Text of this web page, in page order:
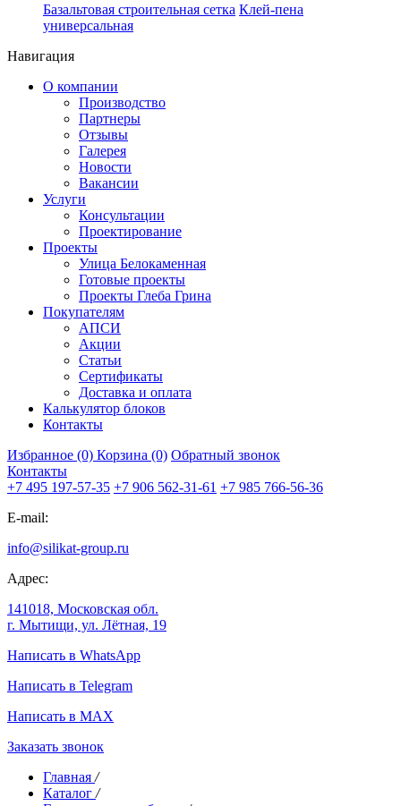
Базальтовая строительная сетка Клей-пена
универсальная
Навигация
О компании
Производство
Партнеры
Отзывы
Галерея
Новости
Вакансии
Услуги
Консультации
Проектирование
Проекты
Улица Белокаменная
Готовые проекты
Проекты Глеба Грина
Покупателям
АПСИ
Акции
Статьи
Сертификаты
Доставка и оплата
Калькулятор блоков
Контакты
Избранное (0) Корзина (0) Обратный звонок
Контакты
+7 495 197-57-35 +7 906 562-31-61 +7 985 766-56-36
E-mail:
info@silikat-group.ru
Адрес:
141018, Московская обл.
г. Мытищи, ул. Лётная, 19
Написать в WhatsApp
Написать в Telegram
Написать в MAX
Заказать звонок
Главная /
Каталог /